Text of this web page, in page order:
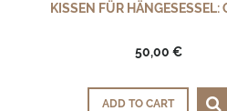
KISSEN FÜR HÄNGESESSEL:
50,00 €
ADD TO CART